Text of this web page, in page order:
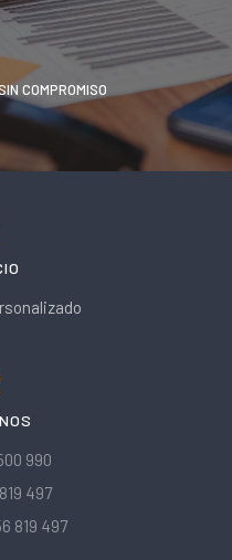
COMPROMISO
990
497
819 497